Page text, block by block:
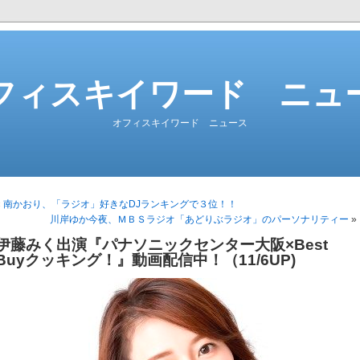
ィスキイワード ニュ
オフィスキイワード ニュース
南かおり、「ラジオ」好きなDJランキングで３位！！
川岸ゆか今夜、ＭＢＳラジオ「あどりぶラジオ」のパーソナリティー »
藤みく出演『パナソニックセンター大阪×Best
クッキング！』動画配信中！（11/6UP)